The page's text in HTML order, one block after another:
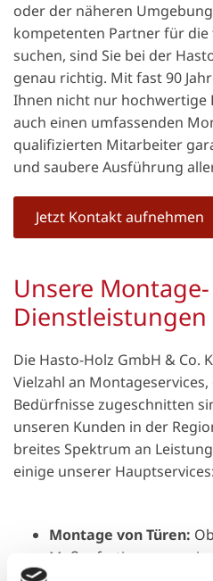
oder der näheren
kompetenten Partner für
suchen, sind Sie bei der
genau richtig. Mit fast 90
Ihnen nicht nur hochwertige
auch einen umfassenden
qualifizierten Mitarbeiter
und saubere Ausführung
Jetzt Kontakt aufnehmen
Unsere Montage-
Die Hasto-Holz GmbH & Co.
Vielzahl an
Bedürfnisse zugeschnitten
unseren Kunden in der
breites Spektrum an
einige unserer Hauptservices:
Montage von Türen:
Maßanfertigungen, wir